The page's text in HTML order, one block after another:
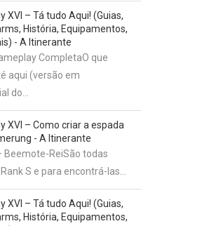
XVI – Tá tudo Aqui! (Guias,
História, Equipamentos,
- A Itinerante
CompletaO que
aqui (versão em
do…
XVI – Como criar a espada
- A Itinerante
Beemote-ReiSão todas
S e para encontrá-las…
XVI – Tá tudo Aqui! (Guias,
História, Equipamentos,